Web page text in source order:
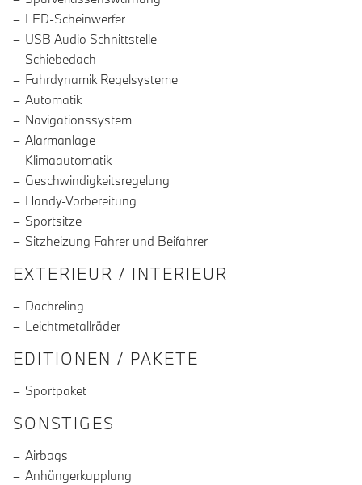
LED-Scheinwerfer
USB Audio Schnittstelle
Schiebedach
Fahrdynamik Regelsysteme
Automatik
Navigationssystem
Alarmanlage
Klimaautomatik
Geschwindigkeitsregelung
Handy-Vorbereitung
Sportsitze
Sitzheizung Fahrer und Beifahrer
EXTERIEUR / INTERIEUR
Dachreling
Leichtmetallräder
EDITIONEN / PAKETE
Sportpaket
SONSTIGES
Airbags
Anhängerkupplung